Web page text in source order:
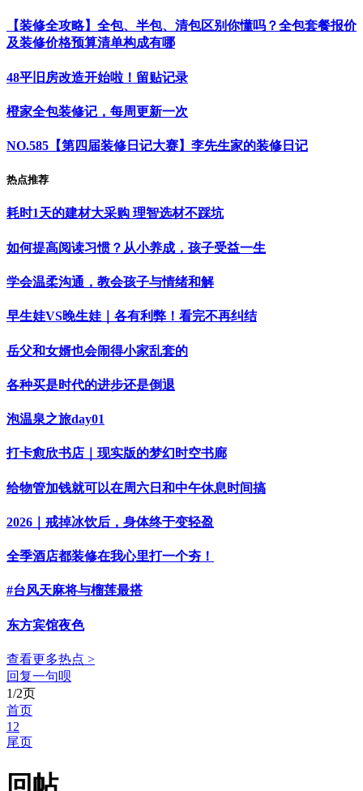
【装修全攻略】全包、半包、清包区别你懂吗？全包套餐报价
及装修价格预算清单构成有哪
48平旧房改造开始啦！留贴记录
橙家全包装修记，每周更新一次
NO.585【第四届装修日记大赛】李先生家的装修日记
热点推荐
耗时1天的建材大采购 理智选材不踩坑
如何提高阅读习惯？从小养成，孩子受益一生
学会温柔沟通，教会孩子与情绪和解
早生娃VS晚生娃｜各有利弊！看完不再纠结
岳父和女婿也会闹得小家乱套的
各种买是时代的进步还是倒退
泡温泉之旅day01
打卡愈欣书店｜现实版的梦幻时空书廊
给物管加钱就可以在周六日和中午休息时间搞
2026｜戒掉冰饮后，身体终于变轻盈
全季酒店都装修在我心里打一个夯！
#台风天麻将与榴莲最搭
东方宾馆夜色
查看更多热点 >
回复一句呗
1/2页
首页
1 2
尾页